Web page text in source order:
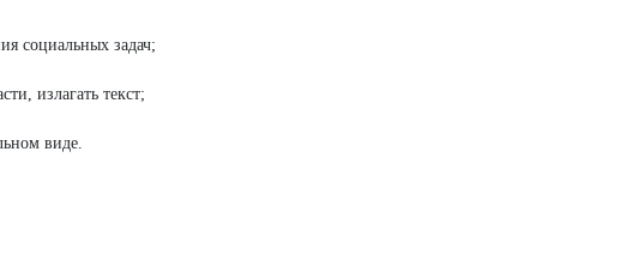
социальных задач;
излагать текст;
виде.